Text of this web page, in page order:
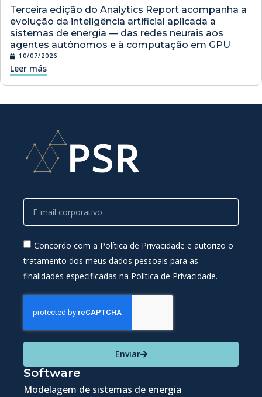
Terceira edição do Analytics Report acompanha a
evolução da inteligência artificial aplicada a
sistemas de energia — das redes neurais aos
agentes autônomos e à computação em GPU
10/07/2026
Leer más
Concordo com a Política de Privacidade e autorizo o
tratamento dos meus dados pessoais para as
finalidades especificadas na Política de Privacidade.
Enviar
Software
Modelagem de sistemas de energia